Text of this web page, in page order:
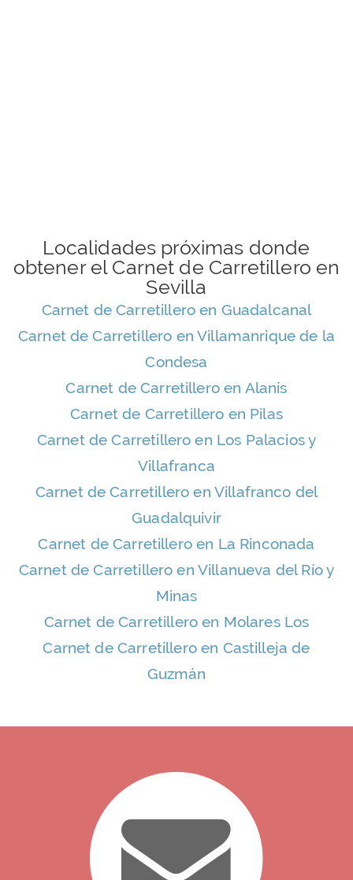
Localidades próximas donde
obtener el Carnet de Carretillero en
Sevilla
Carnet de Carretillero en Guadalcanal
Carnet de Carretillero en Villamanrique de la
Condesa
Carnet de Carretillero en Alanís
Carnet de Carretillero en Pilas
Carnet de Carretillero en Los Palacios y
Villafranca
Carnet de Carretillero en Villafranco del
Guadalquivir
Carnet de Carretillero en La Rinconada
Carnet de Carretillero en Villanueva del Río y
Minas
Carnet de Carretillero en Molares Los
Carnet de Carretillero en Castilleja de
Guzmán